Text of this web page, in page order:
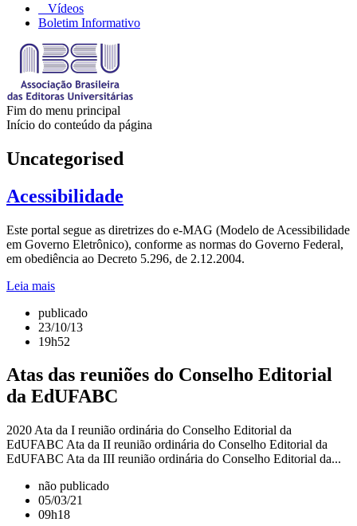
Vídeos
Boletim Informativo
Fim do menu principal
Início do conteúdo da página
Uncategorised
Acessibilidade
Este portal segue as diretrizes do e-MAG (Modelo de Acessibilidade
em Governo Eletrônico), conforme as normas do Governo Federal,
em obediência ao Decreto 5.296, de 2.12.2004.
Leia mais
publicado
23/10/13
19h52
Atas das reuniões do Conselho Editorial
da EdUFABC
2020 Ata da I reunião ordinária do Conselho Editorial da
EdUFABC Ata da II reunião ordinária do Conselho Editorial da
EdUFABC Ata da III reunião ordinária do Conselho Editorial da...
não publicado
05/03/21
09h18